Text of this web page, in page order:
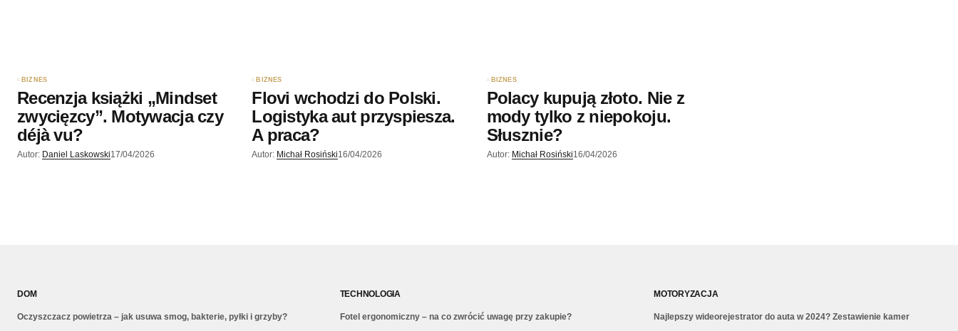
BIZNES
Recenzja książki „Mindset
zwycięzcy”. Motywacja czy
déjà vu?
Autor: Daniel Laskowski17/04/2026
BIZNES
Flovi wchodzi do Polski.
Logistyka aut przyspiesza.
A praca?
Autor: Michał Rosiński16/04/2026
BIZNES
Polacy kupują złoto. Nie z
mody tylko z niepokoju.
Słusznie?
Autor: Michał Rosiński16/04/2026
DOM
Oczyszczacz powietrza – jak usuwa smog, bakterie, pyłki i grzyby?
TECHNOLOGIA
Fotel ergonomiczny – na co zwrócić uwagę przy zakupie?
MOTORYZACJA
Najlepszy wideorejestrator do auta w 2024? Zestawienie kamer